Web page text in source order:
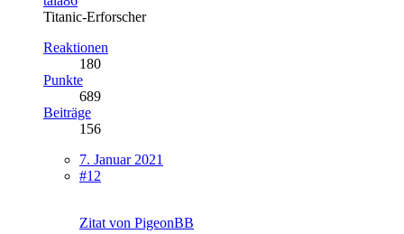
Titanic-Erforscher
Reaktionen
180
Punkte
689
Beiträge
156
7. Januar 2021
#12
Zitat von PigeonBB